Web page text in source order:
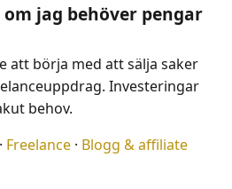
jag behöver pengar
att börja med att sälja saker
Investeringar
behov.
· Freelance · Blogg & affiliate